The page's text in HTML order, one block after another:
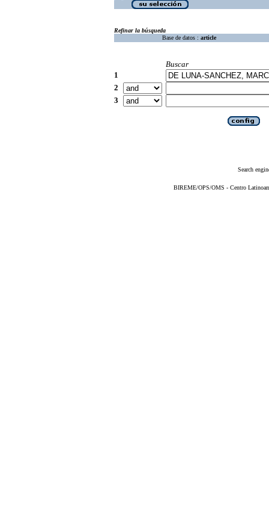
Refinar la búsqueda
Base de datos : article
Buscar
1
2
3
Search
BIREME/OPS/OMS - Centro